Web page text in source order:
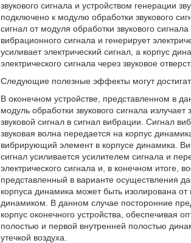
звукового сигнала и устройством генерации
подключено к модулю обработки звукового
сигнал от модуля обработки звукового
вибрационного сигнала и генерирует
усиливает электрический сигнал, а корпус
электрического сигнала через звуковое
Следующие полезные эффекты могут
В оконечном устройстве, представленном в
модуль обработки звукового сигнала
звуковой сигнал в сигнал вибрации. Сигнал
звуковая волна передается на корпус
вибрирующий элемент в корпусе динамика.
сигнал усиливается усилителем сигнала и
электрического сигнала и, в конечном итоге,
представленный в варианте осуществления
корпуса динамика может быть изолирована от
динамиком. В данном случае посторонние
корпус оконечного устройства, обеспечивая
полостью и первой внутренней полостью
утечкой воздуха.